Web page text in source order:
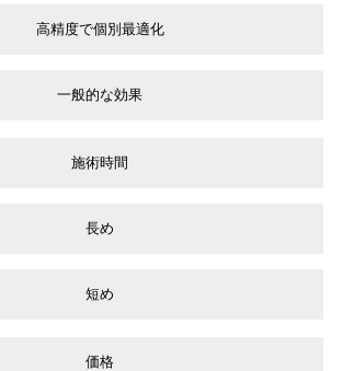
高精度で個別最適化
一般的な効果
施術時間
長め
短め
価格